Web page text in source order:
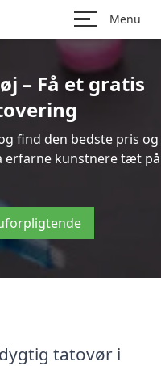
Menu
– Få et gratis
find den bedste pris og
erfarne kunstnere tæt på
tatovør i